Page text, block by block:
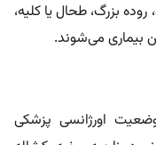
بزرگ، طحال یا کلیه،
بیماری می‌شوند.
اورژانسی پزشکی